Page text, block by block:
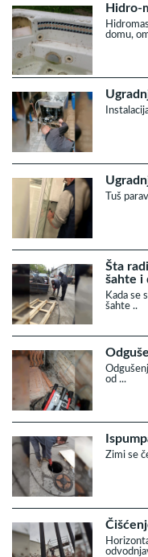
Hidro-
domu,
Tuš
Šta
šahte i
Kada se
šahte ..
od ...
Zimi se